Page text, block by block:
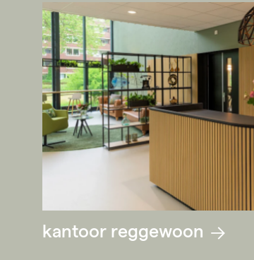
kantoor reggewoon